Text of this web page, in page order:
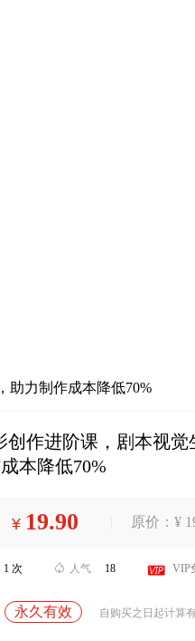
助力制作成本降低70%
创作进阶课，剧本视
本降低70%
¥ 19.90 原价：¥
1 次  人气 18  VIP
永久有效 自购买之日起计算